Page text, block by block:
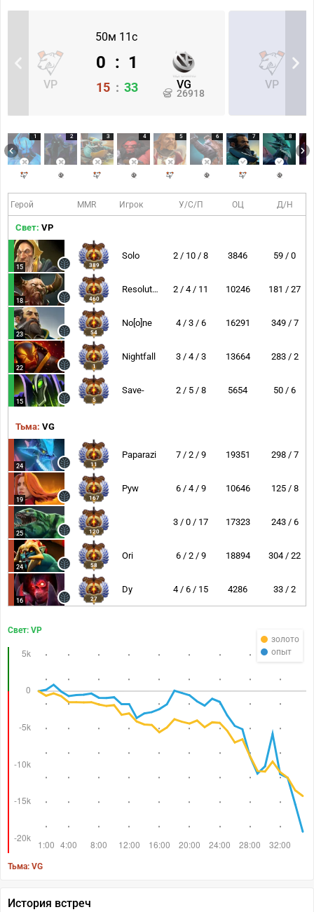
50м 11с
VP VG
26918
0 : 1
15 : 33 VP
1 2 3 4 5 6 7 8
Герой MMR Игрок У/С/П ОЦ Д/Н
Свет: VP
15 389
Solo 2 / 10 / 8 3846 59 / 0
18 460
Resolut1on 2 / 4 / 11 10246 181 / 27
23 54
No[o]ne 4 / 3 / 6 16291 349 / 7
22 1
Nightfall 3 / 4 / 3 13664 283 / 2
15 5
Save- 2 / 5 / 8 5654 50 / 6
Тьма: VG
24 11
Paparazi 7 / 2 / 9 19351 298 / 7
19 167
Pyw 6 / 4 / 9 10646 125 / 8
25 120
3 / 0 / 17 17323 243 / 6
24 58
Ori 6 / 2 / 9 18894 304 / 22
16 27
Dy 4 / 6 / 15 4286 33 / 2
золото
опыт
Свет: VP
Тьма: VG
История встреч